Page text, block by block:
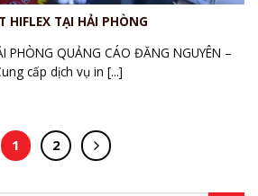
HIFLEX TẠI HẢI PHÒNG
PHÒNG QUẢNG CÁO ĐĂNG NGUYÊN –
cấp dịch vụ in [...]
1 2